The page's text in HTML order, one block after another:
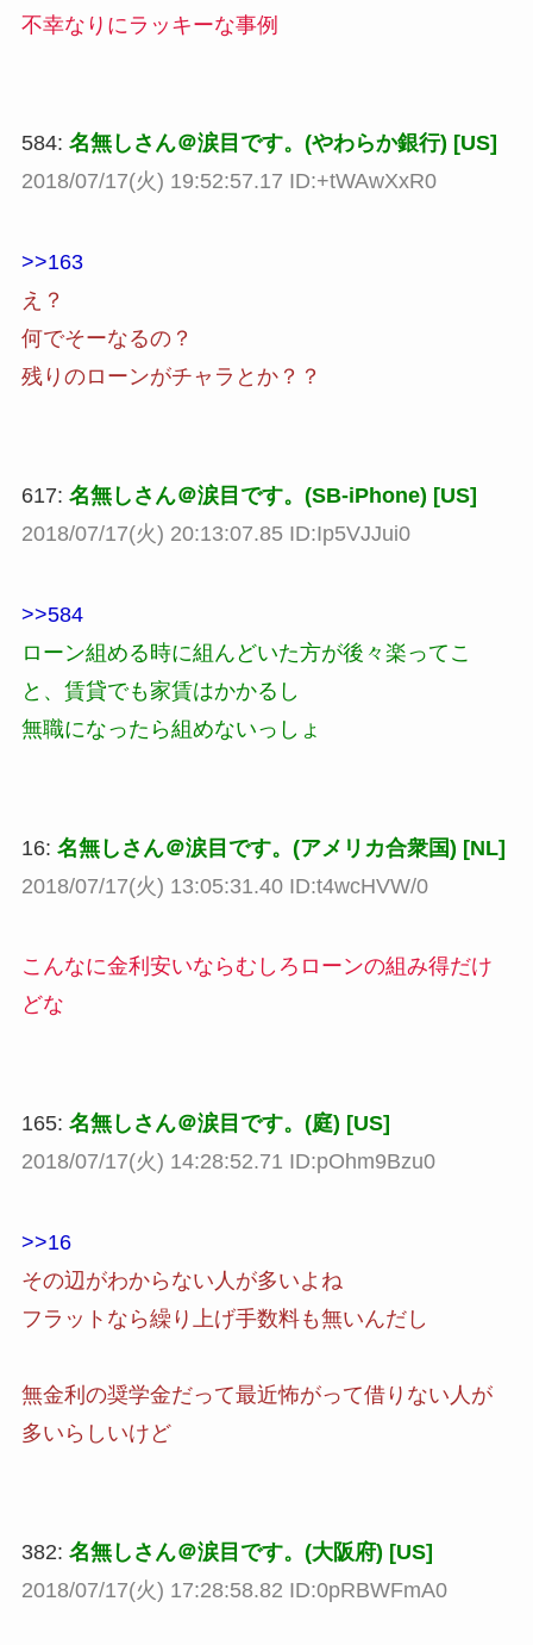
不幸なりにラッキーな事例
584: 名無しさん＠涙目です。(やわらか銀行) [US]
2018/07/17(火) 19:52:57.17 ID:+tWAwXxR0
>>163
え？
何でそーなるの？
残りのローンがチャラとか？？
617: 名無しさん＠涙目です。(SB-iPhone) [US]
2018/07/17(火) 20:13:07.85 ID:Ip5VJJui0
>>584
ローン組める時に組んどいた方が後々楽ってこ
と、賃貸でも家賃はかかるし
無職になったら組めないっしょ
16: 名無しさん＠涙目です。(アメリカ合衆国) [NL]
2018/07/17(火) 13:05:31.40 ID:t4wcHVW/0
こんなに金利安いならむしろローンの組み得だけ
どな
165: 名無しさん＠涙目です。(庭) [US]
2018/07/17(火) 14:28:52.71 ID:pOhm9Bzu0
>>16
その辺がわからない人が多いよね
フラットなら繰り上げ手数料も無いんだし
無金利の奨学金だって最近怖がって借りない人が
多いらしいけど
382: 名無しさん＠涙目です。(大阪府) [US]
2018/07/17(火) 17:28:58.82 ID:0pRBWFmA0